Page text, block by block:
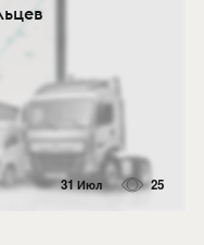
31 Июл 25